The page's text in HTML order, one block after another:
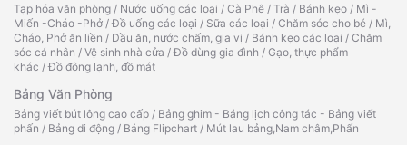
Tạp hóa văn phòng / Nước uống các loại / Cà Phê / Trà / Bánh kẹo / Mì -
Miến -Cháo -Phở /Đồ uống các loại / Sữa các loại / Chăm sóc cho bé / Mì,
Cháo, Phở ăn liền / Dầu ăn, nước chấm, gia vị / Bánh kẹo các loại / Chăm
sóc cá nhân / Vệ sinh nhà cửa /Đồ dùng gia đình / Gạo, thực phẩm
khác /Đồ đông lạnh, đồ mát
Bảng Văn Phòng
Bảng viết bút lông cao cấp / Bảng ghim - Bảng lịch công tác - Bảng viết
phấn / Bảng di động / Bảng Flipchart / Mút lau bảng,Nam châm,Phấn